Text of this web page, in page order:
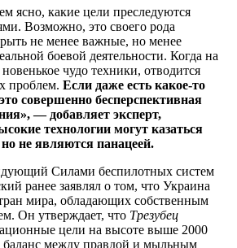
ясно, какие цели преследуются
Возможно, это своего рода
не менее важные, но менее
боевой деятельности. Когда на
чудо техники, отводится
проблем. Если даже есть какое-то
совершенно бесперспективная
— добавляет эксперт,
технологии могут казаться
не являются панацеей.
Силами беспилотных систем
ранее заявлял о том, что Украина
мира, обладающих собственным
Он утверждает, что Трезубец
цели на высоте выше 2000
баланс между правдой и мыльным